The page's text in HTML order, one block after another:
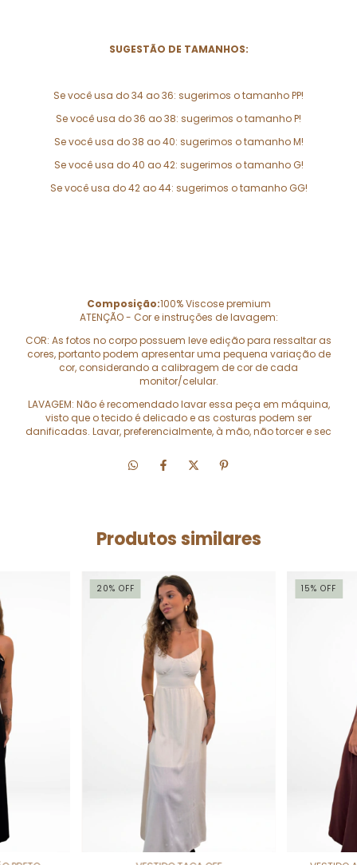
SUGESTÃO DE TAMANHOS:
Se você usa do 34 ao 36: sugerimos o tamanho PP!
Se você usa do 36 ao 38: sugerimos o tamanho P!
Se você usa do 38 ao 40: sugerimos o tamanho M!
Se você usa do 40 ao 42: sugerimos o tamanho G!
Se você usa do 42 ao 44: sugerimos o tamanho GG!
Composição:100% Viscose premium
ATENÇÃO - Cor e instruções de lavagem:
COR: As fotos no corpo possuem leve edição para ressaltar as
cores, portanto podem apresentar uma pequena variação de
cor, considerando a calibragem de cor de cada
monitor/celular.
LAVAGEM: Não é recomendado lavar essa peça em máquina,
visto que o tecido é delicado e as costuras podem ser
danificadas. Lavar, preferencialmente, à mão, não torcer e sec
Produtos similares
20% OFF 15%OFF